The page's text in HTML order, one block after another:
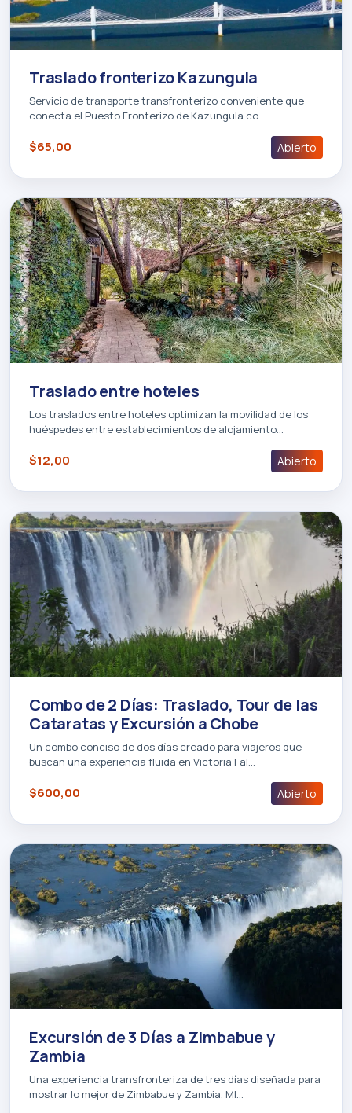
Traslado fronterizo Kazungula
Servicio de transporte transfronterizo conveniente que
conecta el Puesto Fronterizo de Kazungula co…
$65,00 Abierto
Traslado entre hoteles
Los traslados entre hoteles optimizan la movilidad de los
huéspedes entre establecimientos de alojamiento…
$12,00 Abierto
Combo de 2 Días: Traslado, Tour de las
Cataratas y Excursión a Chobe
Un combo conciso de dos días creado para viajeros que
buscan una experiencia fluida en Victoria Fal…
$600,00 Abierto
Excursión de 3 Días a Zimbabue y
Zambia
Una experiencia transfronteriza de tres días diseñada para
mostrar lo mejor de Zimbabue y Zambia. MI…